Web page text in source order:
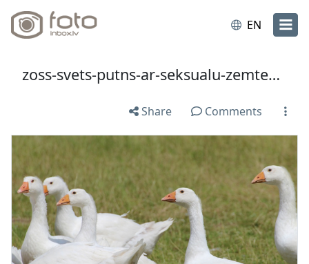
EN
zoss-svets-putns-ar-seksualu-zemtekstu-interesanti-fakti-5640f5ee5e3b4.jpg
Share Comments